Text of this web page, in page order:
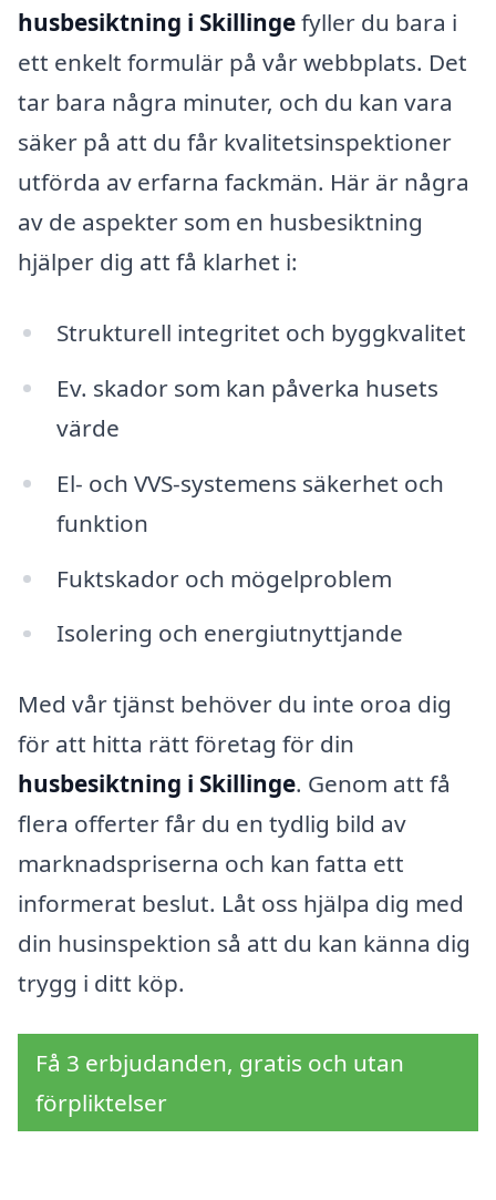
husbesiktning i Skillingefyller du bara i
ett enkelt formulär på vår webbplats. Det
tar bara några minuter, och du kan vara
säker på att du får kvalitetsinspektioner
utförda av erfarna fackmän. Här är några
av de aspekter som en husbesiktning
hjälper dig att få klarhet i:
Strukturell integritet och byggkvalitet
Ev. skador som kan påverka husets
värde
El- och VVS-systemens säkerhet och
funktion
Fuktskador och mögelproblem
Isolering och energiutnyttjande
Med vår tjänst behöver du inte oroa dig
för att hitta rätt företag för din
husbesiktning i Skillinge. Genom att få
flera offerter får du en tydlig bild av
marknadspriserna och kan fatta ett
informerat beslut. Låt oss hjälpa dig med
din husinspektion så att du kan känna dig
trygg i ditt köp.
Få 3 erbjudanden, gratis och utan
förpliktelser